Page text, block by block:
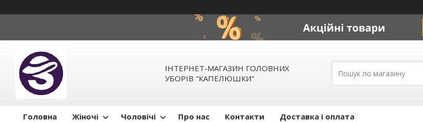
ІНТЕРНЕТ-МАГАЗИН ГОЛОВНИХ
УБОРІВ "КАПЕЛЮШКИ"
Головна Жіночі Чоловічі Про нас Контакти Доставка і оплата